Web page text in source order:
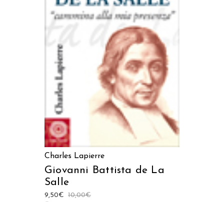
AGGIUNGI AL CARRELLO
Charles Lapierre
Giovanni Battista de La
Salle
10,00€
9,50€